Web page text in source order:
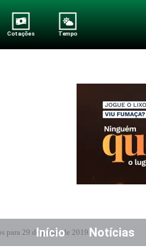
Cotações Tempo
Início Notícias
para 29 de junho de 2019